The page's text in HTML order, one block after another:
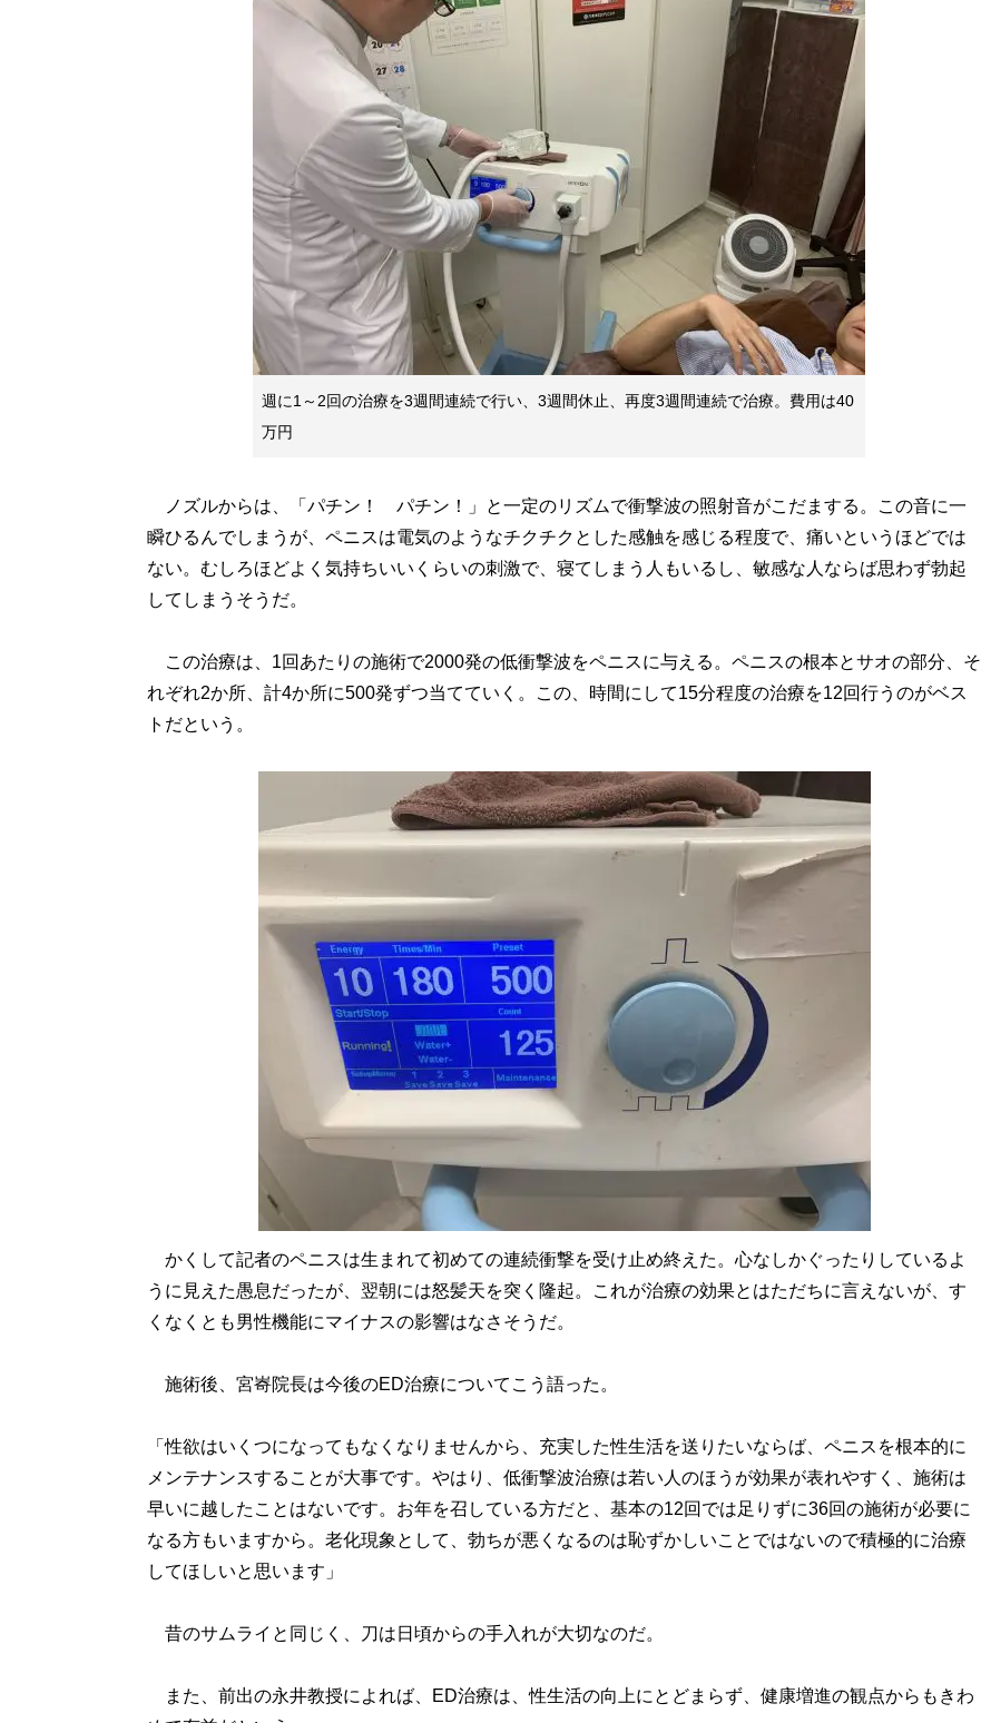
週に1～2回の治療を3週間連続で行い、3週間休止、再度3週間連続で治療。費用は40
万円
ノズルからは、「パチン！ パチン！」と一定のリズムで衝撃波の照射音がこだまする。この音に一
瞬ひるんでしまうが、ペニスは電気のようなチクチクとした感触を感じる程度で、痛いというほどでは
ない。むしろほどよく気持ちいいくらいの刺激で、寝てしまう人もいるし、敏感な人ならば思わず勃起
してしまうそうだ。
この治療は、1回あたりの施術で2000発の低衝撃波をペニスに与える。ペニスの根本とサオの部分、そ
れぞれ2か所、計4か所に500発ずつ当てていく。この、時間にして15分程度の治療を12回行うのがベス
トだという。
かくして記者のペニスは生まれて初めての連続衝撃を受け止め終えた。心なしかぐったりしているよ
うに見えた愚息だったが、翌朝には怒髪天を突く隆起。これが治療の効果とはただちに言えないが、す
くなくとも男性機能にマイナスの影響はなさそうだ。
施術後、宮㟢院長は今後のED治療についてこう語った。
「性欲はいくつになってもなくなりませんから、充実した性生活を送りたいならば、ペニスを根本的に
メンテナンスすることが大事です。やはり、低衝撃波治療は若い人のほうが効果が表れやすく、施術は
早いに越したことはないです。お年を召している方だと、基本の12回では足りずに36回の施術が必要に
なる方もいますから。老化現象として、勃ちが悪くなるのは恥ずかしいことではないので積極的に治療
してほしいと思います」
昔のサムライと同じく、刀は日頃からの手入れが大切なのだ。
また、前出の永井教授によれば、ED治療は、性生活の向上にとどまらず、健康増進の観点からもきわ